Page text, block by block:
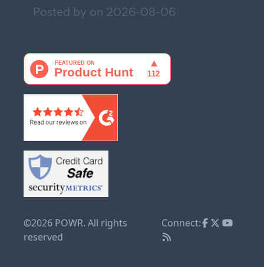
Posted by on 2026-08-06
©2026 POWR. All rights
reserved
Connect: